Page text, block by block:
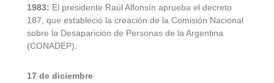
1983: El presidente Raúl Alfonsín aprueba el decreto
187, que estableció la creación de la Comisión Nacional
sobre la Desaparición de Personas de la Argentina
(CONADEP).
17 de diciembre